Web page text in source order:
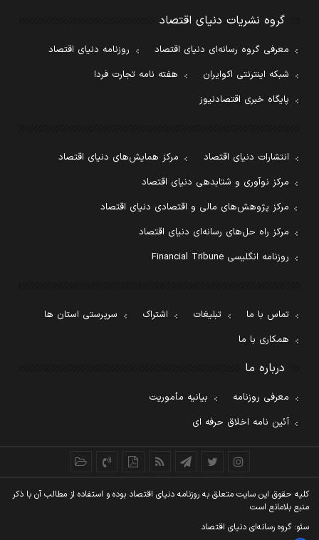
گروه نشریات دنیای اقتصاد
معرفی گروه رسانه‌ای دنیای اقتصاد
روزنامه دنیای اقتصاد
شبکه اینترنتی اکوایران
هفته نامه تجارت فردا
پایگاه خبری اقتصادنیوز
انتشارات دنیای اقتصاد
مرکز همایش‌های دنیای اقتصاد
مرکز نوآوری و شتابدهی دنیای اقتصاد
مرکز پژوهش‌های مالی و اقتصادی دنیای اقتصاد
مرکز راه حل‌های رسانه‌ای دنیای اقتصاد
روزنامه انگلیسی Financial Tribune
تماس با ما تبلیغات اشتراک
سرپرستی استان ها
همکاری با ما
درباره ما
معرفی روزنامه
بیانیه مأموریت
آئین نامه اخلاق حرفه ای
کليه حقوق اين سايت متعلق به روزنامه دنيای اقتصاد بوده و استفاده از مطالب آن با ذکر
منبع بلامانع است
سئو: گروه رسانه‌ای دنیای اقتصاد